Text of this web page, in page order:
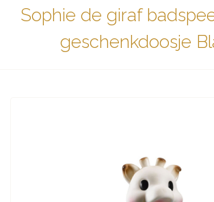
Sophie de giraf
geschenkdoosje